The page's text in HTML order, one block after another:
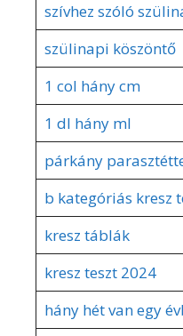
szívhez szóló
szülinapi köszöntő
1 col hány cm
1 dl hány ml
párkány
b kategóriás kresz
kresz táblák
kresz teszt 2024
hány hét van egy